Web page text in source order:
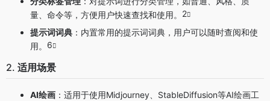
量、命令等，方便用户快速查找和使用。 2
提示词词典 ：内置常用的提示词词典，用户可以随时查阅和使
用。 6
2. 适用场景
AI绘画 ：适用于使用Midjourney、StableDiffusion等AI绘画工